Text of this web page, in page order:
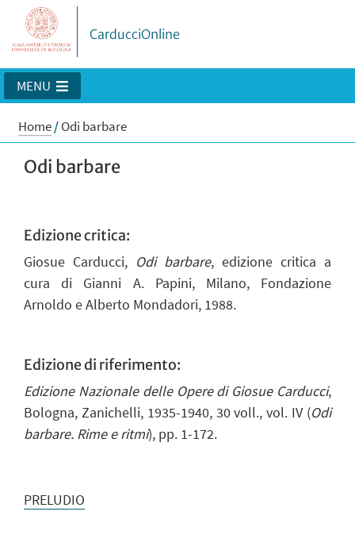
CarducciOnline
MENU
Home/Odi barbare
Odi barbare
Edizione critica:
Giosue Carducci, Odi barbare, edizione critica a
cura di Gianni A. Papini, Milano, Fondazione
Arnoldo e Alberto Mondadori, 1988.
Edizione di riferimento:
Edizione Nazionale delle Opere di Giosue Carducci,
Bologna, Zanichelli, 1935-1940, 30 voll., vol. IV (Odi
barbare. Rime e ritmi), pp. 1-172.
PRELUDIO